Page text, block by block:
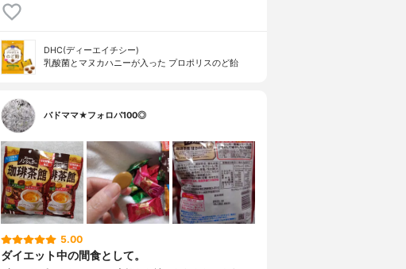
DHC(ディーエイチシー)
乳酸菌とマヌカハニーが入った プロポリスのど飴
バドママ★フォロバ100◎
5.00
ダイエット中の間食として。